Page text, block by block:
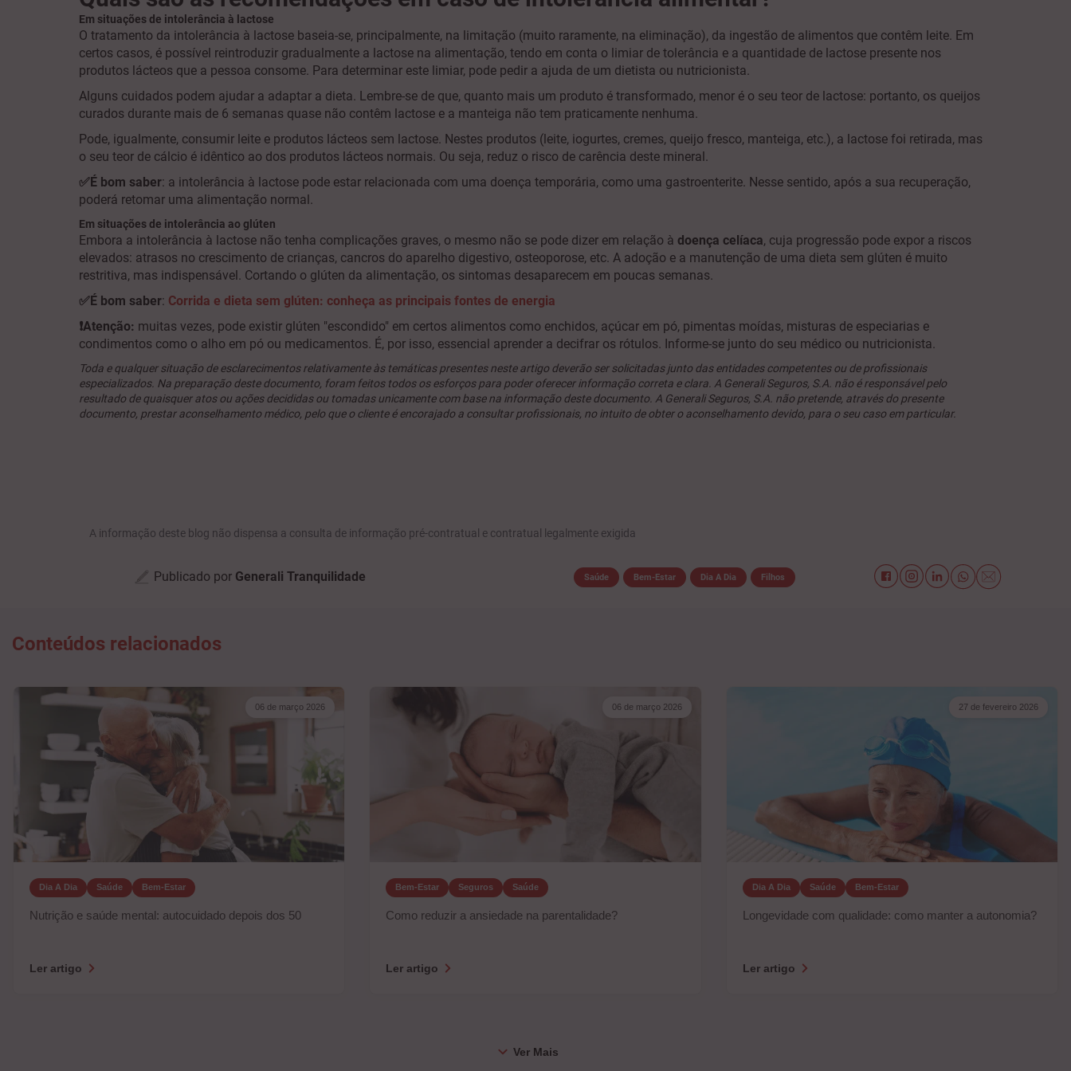
Em situações de intolerância à lactose
O tratamento da intolerância à lactose baseia-se, principalmente, na limitação (muito raramente, na eliminação), da ingestão de alimentos que contêm leite. Em
certos casos, é possível reintroduzir gradualmente a lactose na alimentação, tendo em conta o limiar de tolerância e a quantidade de lactose presente nos
produtos lácteos que a pessoa consome. Para determinar este limiar, pode pedir a ajuda de um dietista ou nutricionista.
Alguns cuidados podem ajudar a adaptar a dieta. Lembre-se de que, quanto mais um produto é transformado, menor é o seu teor de lactose: portanto, os queijos
curados durante mais de 6 semanas quase não contêm lactose e a manteiga não tem praticamente nenhuma.
Pode, igualmente, consumir leite e produtos lácteos sem lactose. Nestes produtos (leite, iogurtes, cremes, queijo fresco, manteiga, etc.), a lactose foi retirada, mas
o seu teor de cálcio é idêntico ao dos produtos lácteos normais. Ou seja, reduz o risco de carência deste mineral.
✅É bom saber: a intolerância à lactose pode estar relacionada com uma doença temporária, como uma gastroenterite. Nesse sentido, após a sua recuperação,
poderá retomar uma alimentação normal.
Em situações de intolerância ao glúten
Embora a intolerância à lactose não tenha complicações graves, o mesmo não se pode dizer em relação à doença celíaca, cuja progressão pode expor a riscos
elevados: atrasos no crescimento de crianças, cancros do aparelho digestivo, osteoporose, etc. A adoção e a manutenção de uma dieta sem glúten é muito
restritiva, mas indispensável. Cortando o glúten da alimentação, os sintomas desaparecem em poucas semanas.
✅É bom saber: Corrida e dieta sem glúten: conheça as principais fontes de energia
❗Atenção: muitas vezes, pode existir glúten "escondido" em certos alimentos como enchidos, açúcar em pó, pimentas moídas, misturas de especiarias e
condimentos como o alho em pó ou medicamentos. É, por isso, essencial aprender a decifrar os rótulos. Informe-se junto do seu médico ou nutricionista.
Toda e qualquer situação de esclarecimentos relativamente às temáticas presentes neste artigo deverão ser solicitadas junto das entidades competentes ou de profissionais
especializados. Na preparação deste documento, foram feitos todos os esforços para poder oferecer informação correta e clara. A Generali Seguros, S.A. não é responsável pelo
resultado de quaisquer atos ou ações decididas ou tomadas unicamente com base na informação deste documento. A Generali Seguros, S.A. não pretende, através do presente
documento, prestar aconselhamento médico, pelo que o cliente é encorajado a consultar profissionais, no intuito de obter o aconselhamento devido, para o seu caso em particular.
A informação deste blog não dispensa a consulta de informação pré-contratual e contratual legalmente exigida
Publicado por Generali Tranquilidade Saúde Bem-Estar Dia A Dia Filhos
Conteúdos relacionados
06 de março 2026
Dia A Dia Saúde Bem-Estar
Nutrição e saúde mental: autocuidado depois dos 50
Ler artigo
06 de março 2026
Bem-Estar Seguros Saúde
Como reduzir a ansiedade na parentalidade?
Ler artigo
27 de fevereiro 2026
Dia A Dia Saúde Bem-Estar
Longevidade com qualidade: como manter a autonomia?
Ler artigo